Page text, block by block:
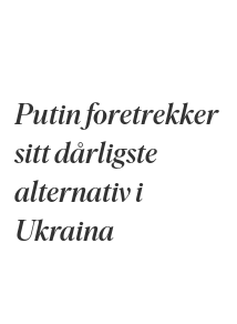
Putin foretrekker
sitt dårligste
alternativ i
Ukraina